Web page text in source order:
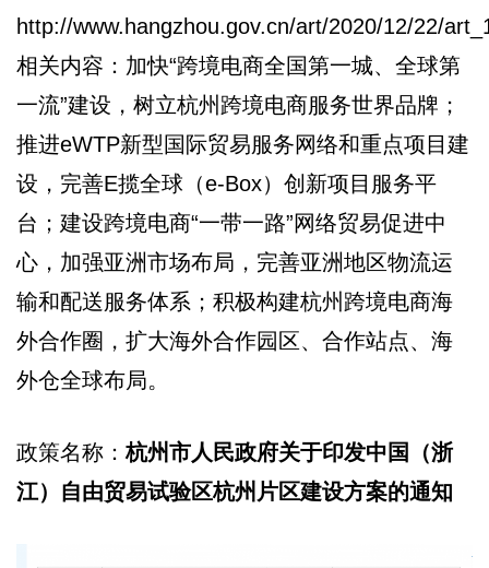
http://www.hangzhou.gov.cn/art/2020/12/22/
相关内容：加快“跨境电商全国第一城、全球第
一流”建设，树立杭州跨境电商服务世界品牌；
推进eWTP新型国际贸易服务网络和重点项目建
设，完善E揽全球（e-Box）创新项目服务平
台；建设跨境电商“一带一路”网络贸易促进中
心，加强亚洲市场布局，完善亚洲地区物流运
输和配送服务体系；积极构建杭州跨境电商海
外合作圈，扩大海外合作园区、合作站点、海
外仓全球布局。
政策名称：杭州市人民政府关于印发中国（浙
江）自由贸易试验区杭州片区建设方案的通知